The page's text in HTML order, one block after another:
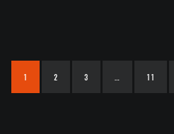
1 2 3 11